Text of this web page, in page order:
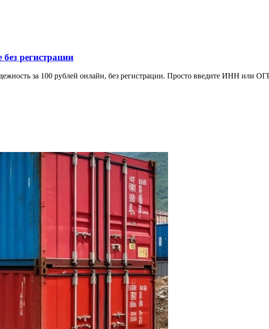
регистрации
за 100 рублей онлайн, без регистрации. Просто введите ИНН или